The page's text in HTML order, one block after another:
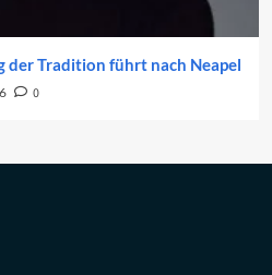
der Tradition führt nach Neapel
0